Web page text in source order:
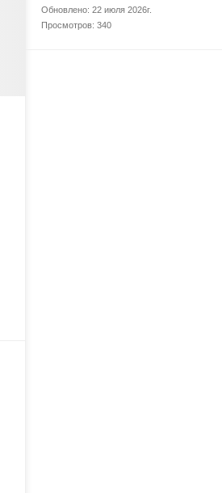
Обновлено: 22 июля 2026г.
Просмотров: 340